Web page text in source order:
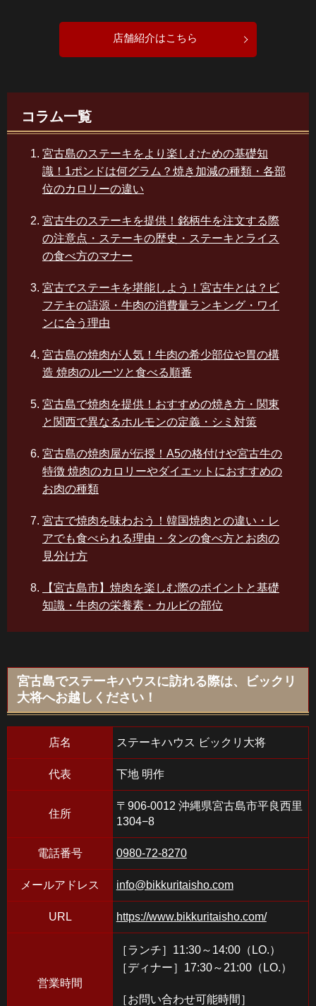
店舗紹介はこちら
コラム一覧
宮古島のステーキをより楽しむための基礎知
識！1ポンドは何グラム？焼き加減の種類・各部
位のカロリーの違い
宮古牛のステーキを提供！銘柄牛を注文する際
の注意点・ステーキの歴史・ステーキとライス
の食べ方のマナー
宮古でステーキを堪能しよう！宮古牛とは？ビ
フテキの語源・牛肉の消費量ランキング・ワイ
ンに合う理由
宮古島の焼肉が人気！牛肉の希少部位や胃の構
造 焼肉のルーツと食べる順番
宮古島で焼肉を提供！おすすめの焼き方・関東
と関西で異なるホルモンの定義・シミ対策
宮古島の焼肉屋が伝授！A5の格付けや宮古牛の
特徴 焼肉のカロリーやダイエットにおすすめの
お肉の種類
宮古で焼肉を味わおう！韓国焼肉との違い・レ
アでも食べられる理由・タンの食べ方とお肉の
見分け方
【宮古島市】焼肉を楽しむ際のポイントと基礎
知識・牛肉の栄養素・カルビの部位
宮古島でステーキハウスに訪れる際は、ビックリ
大将へお越しください！
店名 ステーキハウス ビックリ大将
代表 下地 明作
住所
〒906-0012 沖縄県宮古島市平良西里
1304−8
電話番号 0980-72-8270
メールアドレス info@bikkuritaisho.com
URL https://www.bikkuritaisho.com/
営業時間
［ランチ］11:30～14:00（LO.）
［ディナー］17:30～21:00（LO.）
［お問い合わせ可能時間］